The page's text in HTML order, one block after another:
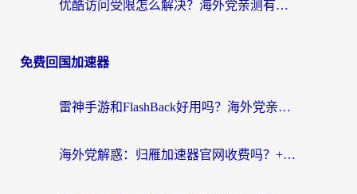
优酷访问受限怎么解决？海外党亲测有效的回国加速方案
免费回国加速器
雷神手游和FlashBack好用吗？海外党亲测指南，避开破解版坑轻松访问国内资源
海外党解惑：归雁加速器官网收费吗？+3个回国加速问题的真实答案